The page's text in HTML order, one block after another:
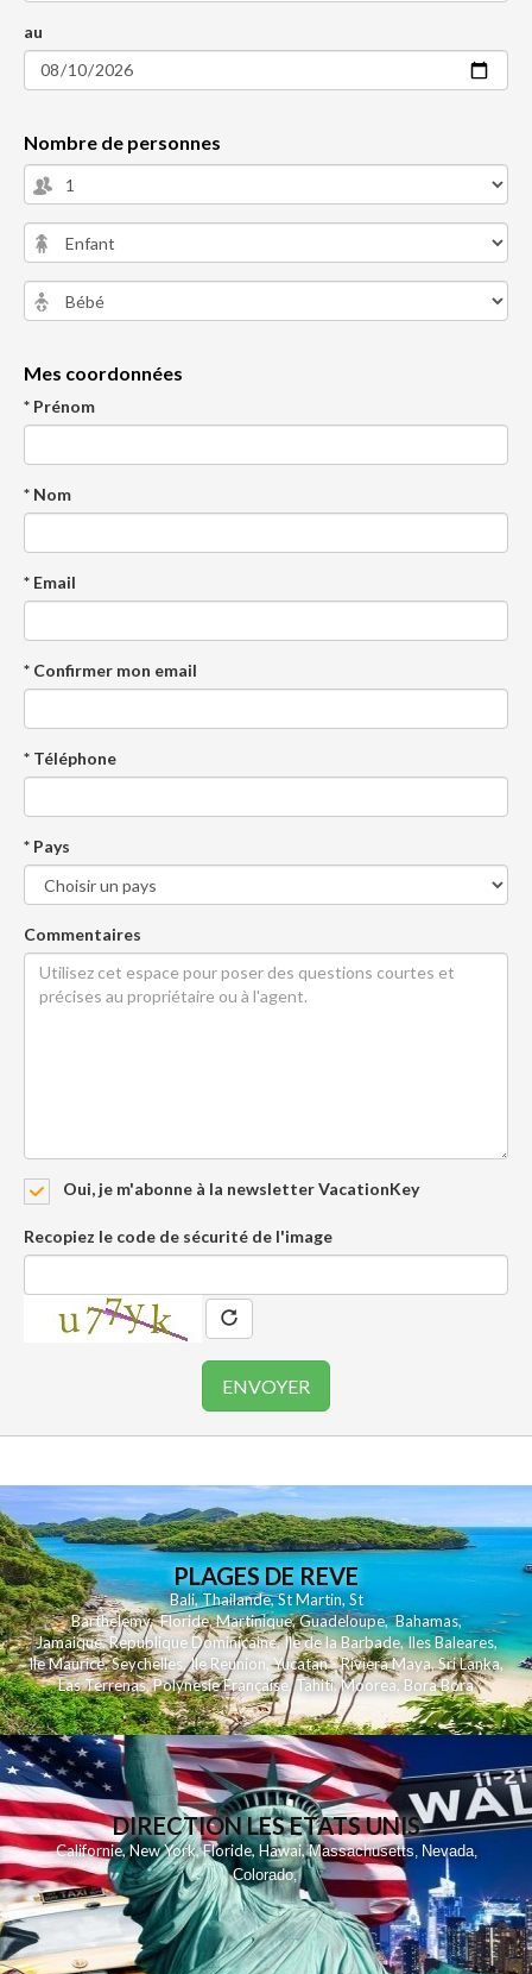
au
Nombre de personnes
Mes coordonnées
* Prénom
* Nom
* Email
* Confirmer mon email
* Téléphone
* Pays
Commentaires
Oui, je m'abonne à la newsletter VacationKey
Recopiez le code de sécurité de l'image
PLAGES DE REVE
Bali,Thailande,St Martin,St
Barthelemy,Floride,Martinique,Guadeloupe,Bahamas,
Jamaique,Republique Dominicaine,Ile de la Barbade,Iles Baleares,
Ile Maurice,Seychelles,Ile Reunion,Yucatan - Riviera Maya,Sri Lanka,
Las Terrenas,Polynesie Française,Tahiti,Moorea, Bora Bora
DIRECTION LES ETATS UNIS
Californie,New York,Floride,Hawai,Massachusetts, Nevada,
Colorado,